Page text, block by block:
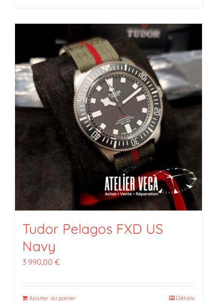
Tudor Pelagos FXD US
Navy
3 990,00 €
Ajouter au panier Détails